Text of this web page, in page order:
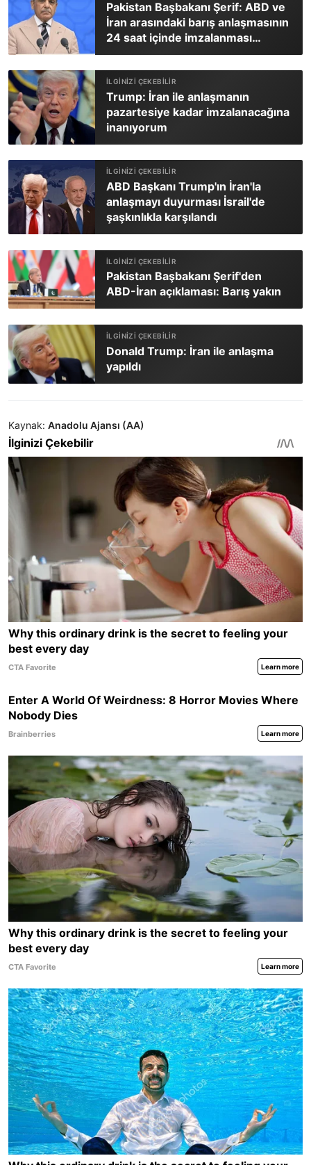
Pakistan Başbakanı Şerif: ABD ve
İran arasındaki barış anlaşmasının
24 saat içinde imzalanması
bekleniyor
Trump: İran ile anlaşmanın
pazartesiye kadar imzalanacağına
inanıyorum
ABD Başkanı Trump'ın İran'la
anlaşmayı duyurması İsrail'de
şaşkınlıkla karşılandı
Pakistan Başbakanı Şerif'den
ABD-İran açıklaması: Barış yakın
Donald Trump: İran ile anlaşma
yapıldı
Kaynak: Anadolu Ajansı (AA)